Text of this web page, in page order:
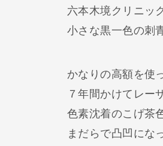
六本木境クリニッ
小さな黒一色の刺
かなりの高額を使
７年間かけてレー
色素沈着のこげ茶
まだらで凸凹にな